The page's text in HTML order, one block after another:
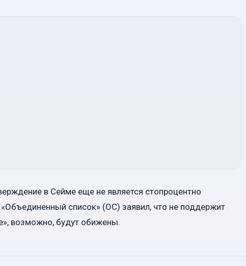
в Сейме еще не является стопроцентно
список» (ОС) заявил, что не поддержит
возможно, будут обижены.